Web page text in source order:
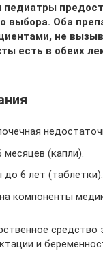
педиатры
выбора. Оба
не
есть в обеих
(капли).
6 лет (таблетки).
компоненты
средство
и